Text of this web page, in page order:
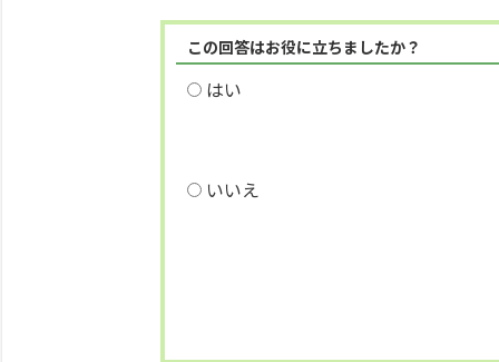
この回答はお役に立ちましたか？
はい
いいえ